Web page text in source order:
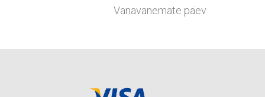
Vanavanemate päev